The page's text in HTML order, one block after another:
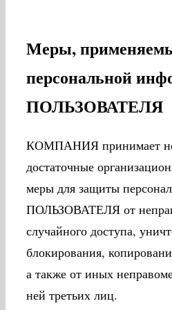
Меры,
персональной
ПОЛЬЗОВАТЕЛЯ
КОМПАНИЯ принимает
достаточные
меры для защиты
ПОЛЬЗОВАТЕЛЯ от
случайного доступа,
блокирования,
а также от иных
ней третьих лиц.